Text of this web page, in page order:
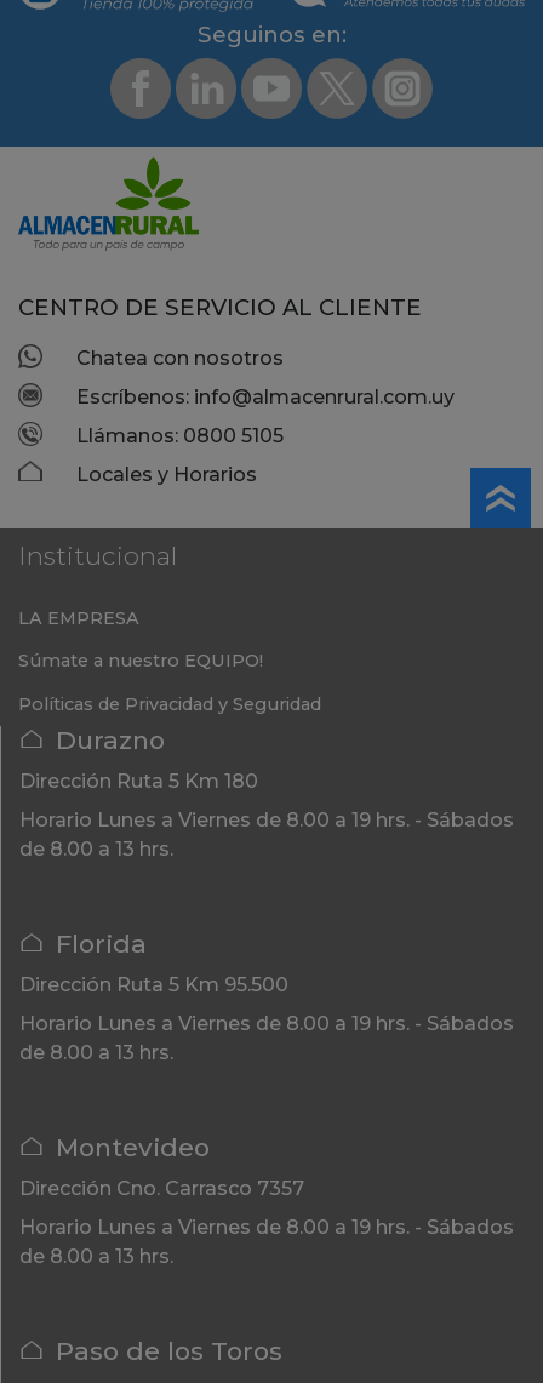
Segui­nos en:
CENTRO DE SERVICIO AL CLIENTE
Chatea con nosotros
Escríbenos: info@almacenrural.com.uy
Llámanos: 0800 5105
Locales y Horarios
Institucional
LA EMPRESA
Súmate a nuestro EQUIPO!
Políticas de Privacidad y Seguridad
Durazno
Dirección Ruta 5 Km 180
Horario Lunes a Viernes de 8.00 a 19 hrs. - Sábados
de 8.00 a 13 hrs.
Florida
Dirección Ruta 5 Km 95.500
Horario Lunes a Viernes de 8.00 a 19 hrs. - Sábados
de 8.00 a 13 hrs.
Montevideo
Dirección Cno. Carrasco 7357
Horario Lunes a Viernes de 8.00 a 19 hrs. - Sábados
de 8.00 a 13 hrs.
Paso de los Toros